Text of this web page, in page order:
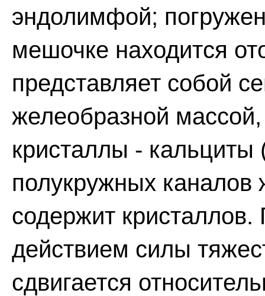
эндолимфой;
мешочке находится
представляет собой
желеобразной
кристаллы - кальциты
полукружных каналов
содержит
действием силы
сдвигается